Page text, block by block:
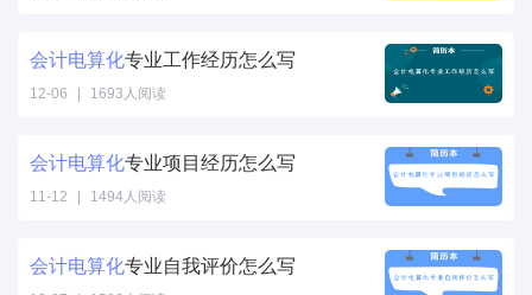
会计电算化专业工作经历怎么写
12-06 1693人阅读
会计电算化专业项目经历怎么写
11-12 1494人阅读
会计电算化专业自我评价怎么写